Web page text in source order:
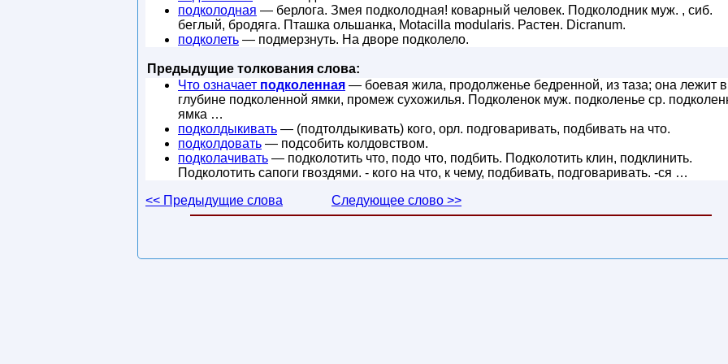
подколодная — берлога. Змея подколодная! коварный человек. Подколодник муж. , сиб.
беглый, бродяга. Пташка ольшанка, Motacilla modularis. Растен. Dicranum.
подколеть — подмерзнуть. На дворе подколело.
Предыдущие толкования слова:
Что означает подколенная — боевая жила, продолженье бедренной, из таза; она лежит в
глубине подколенной ямки, промеж сухожилья. Подколенок муж. подколенье ср.
ямка …
подколдыкивать — (подтолдыкивать) кого, орл. подговаривать, подбивать на что.
подколдовать — подсобить колдовством.
подколачивать — подколотить что, подо что, подбить. Подколотить клин, подклинить.
Подколотить сапоги гвоздями. - кого на что, к чему, подбивать, подговаривать. -ся …
<< Предыдущие слова
Следующее слово >>